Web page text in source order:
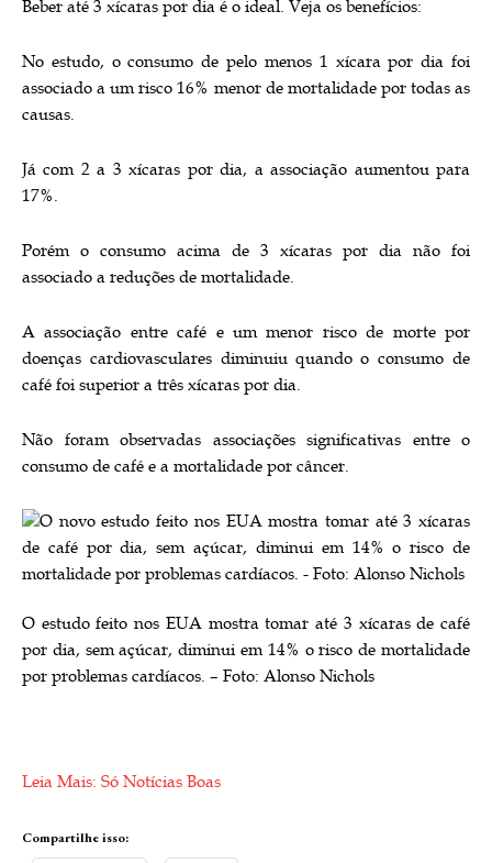
Beber até 3 xícaras por dia é o ideal. Veja os benefícios:
No estudo, o consumo de pelo menos 1 xícara por dia foi
associado a um risco 16% menor de mortalidade por todas as
causas.
Já com 2 a 3 xícaras por dia, a associação aumentou para
17%.
Porém o consumo acima de 3 xícaras por dia não foi
associado a reduções de mortalidade.
A associação entre café e um menor risco de morte por
doenças cardiovasculares diminuiu quando o consumo de
café foi superior a três xícaras por dia.
Não foram observadas associações significativas entre o
consumo de café e a mortalidade por câncer.
O estudo feito nos EUA mostra tomar até 3 xícaras de café
por dia, sem açúcar, diminui em 14% o risco de mortalidade
por problemas cardíacos. – Foto: Alonso Nichols
Leia Mais: Só Notícias Boas
Compartilhe isso: